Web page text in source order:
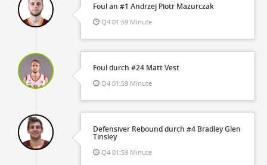
Foul an #1 Andrzej Piotr Mazurczak
Q4 01:59 Minute
Foul durch #24 Matt Vest
Q4 01:59 Minute
Defensiver Rebound durch #4 Bradley Glen
Tinsley
Q4 01:59 Minute